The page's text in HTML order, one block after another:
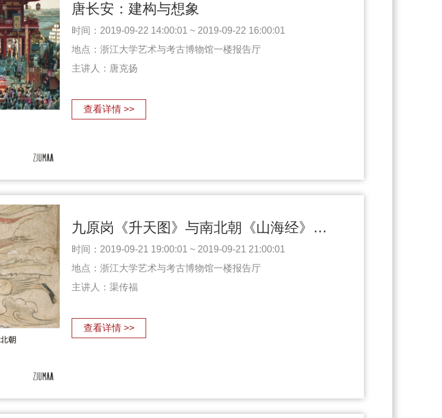
唐长安：建构与想象
时间：2019-09-22 14:00:01 ~ 2019-09-22 16:00:01
地点：浙江大学艺术与考古博物馆一楼报告厅
主讲人： 唐克扬
查看详情 >>
九原岗《升天图》与南北朝《山海经》神怪图像
时间：2019-09-21 19:00:01 ~ 2019-09-21 21:00:01
地点：浙江大学艺术与考古博物馆一楼报告厅
主讲人：渠传福
查看详情 >>